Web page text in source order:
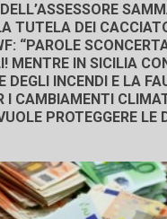
TUTELA DEI
“PAROLE
MENTRE IN SICILIA
DEGLI INCENDI E LA
I CAMBIAMENTI
PROTEGGERE LE